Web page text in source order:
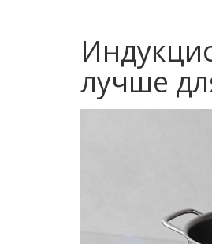
лучше